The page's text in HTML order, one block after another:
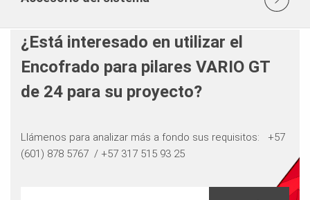
¿Está interesado en utilizar el
Encofrado para pilares VARIO GT
de 24 para su proyecto?
Llámenos para analizar más a fondo sus requisitos: ​​​​​​​ +57
(601) 878 5767 / +57 317 515 93 25